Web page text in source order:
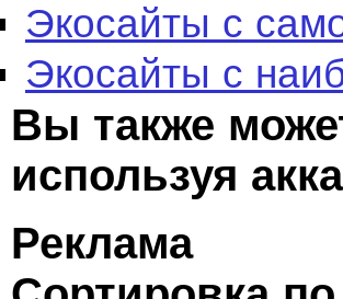
Экосайты с
Экосайты с
Вы также
используя
Реклама